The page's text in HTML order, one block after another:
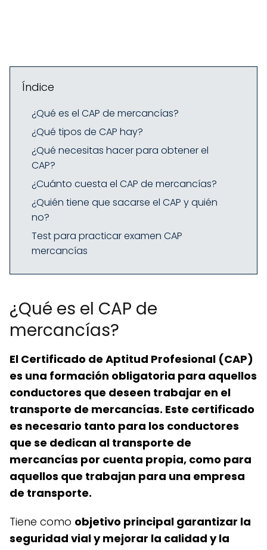
Índice
¿Qué es el CAP de mercancías?
¿Qué tipos de CAP hay?
¿Qué necesitas hacer para obtener el
CAP?
¿Cuánto cuesta el CAP de mercancías?
¿Quién tiene que sacarse el CAP y quién
no?
Test para practicar examen CAP
mercancías
¿Qué es el CAP de
mercancías?
El Certificado de Aptitud Profesional (CAP)
es una formación obligatoria para aquellos
conductores que deseen trabajar en el
transporte de mercancías. Este certificado
es necesario tanto para los conductores
que se dedican al transporte de
mercancías por cuenta propia, como para
aquellos que trabajan para una empresa
de transporte.
Tiene como objetivo principal garantizar la
seguridad vial y mejorar la calidad y la